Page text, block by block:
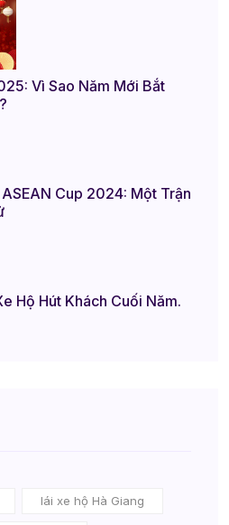
Vì Sao Năm Mới Bắt
Cup 2024: Một Trận
Hộ Hút Khách Cuối Năm.
lái xe hộ Hà Giang